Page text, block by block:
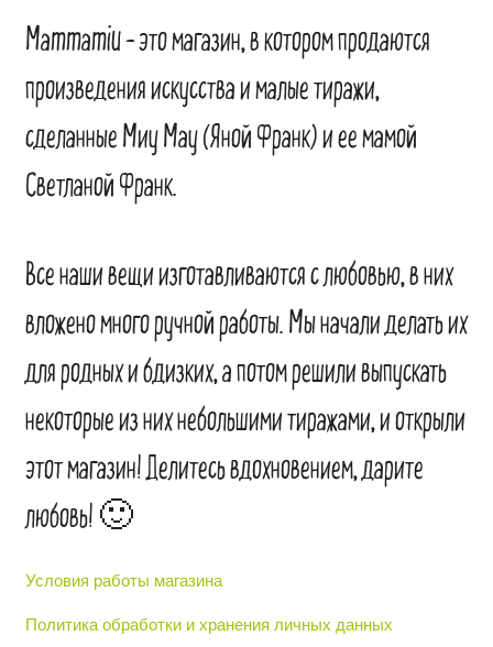
Mammamiu – это магазин, в котором продаются
произведения искусства и малые тиражи,
сделанные Миу Мау (Яной Франк) и ее мамой
Светланой Франк.
Все наши вещи изготавливаются с любовью, в них
вложено много ручной работы. Мы начали делать их
для родных и бдизких, а потом решили выпускать
некоторые из них небольшими тиражами, и открыли
этот магазин! Делитесь вдохновением, дарите
любовь! 🙂
Условия работы магазина
Политика обработки и хранения личных данных